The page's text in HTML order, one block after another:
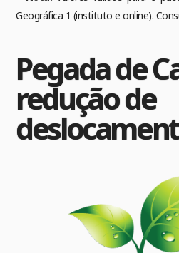
Geográfica 1 (instituto e online).
Pegada de
redução de